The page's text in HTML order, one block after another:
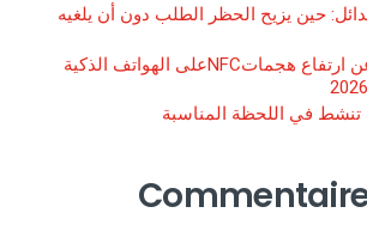
حين يزيح الحظر الطلب دون أن يلغيه
كاسبرسكي تكشف عن ارتفاع هجماتNFCعلى الهواتف الذكية